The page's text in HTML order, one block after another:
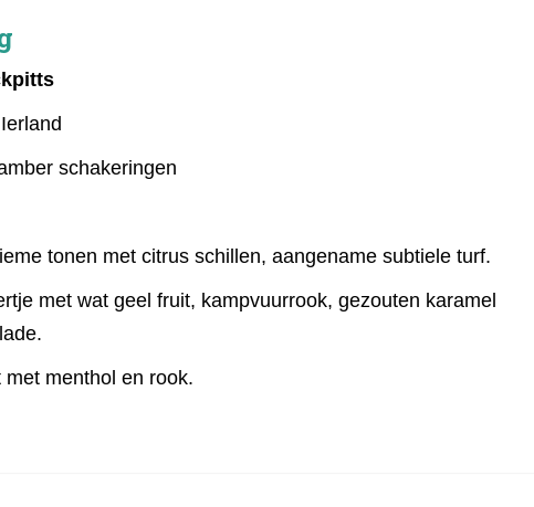
schakeringen
tonen met citrus schillen, aangename subtiele turf.
met wat geel fruit, kampvuurrook, gezouten karamel
met menthol en rook.